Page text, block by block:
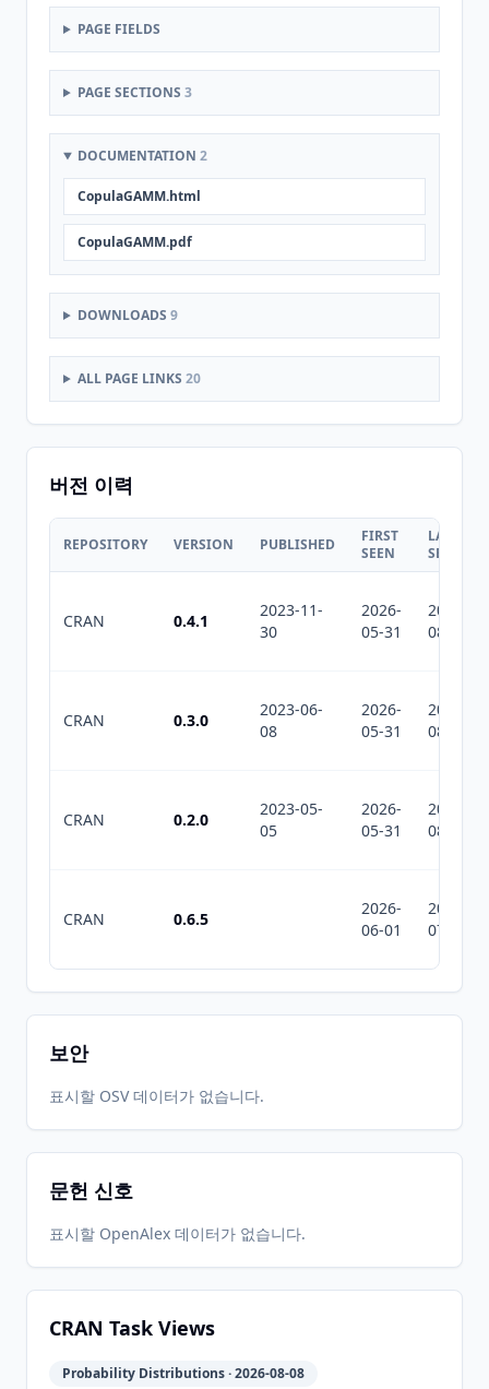
PAGE FIELDS
PAGE SECTIONS 3
DOCUMENTATION 2
CopulaGAMM.html
CopulaGAMM.pdf
DOWNLOADS 9
ALL PAGE LINKS 20
버전 이력
REPOSITORY VERSION PUBLISHED
FIRST
SEEN
LAST
SEEN
CRAN 0.4.1
2023-11-
30
2026-
05-31
2026-
08-08
CRAN 0.3.0
2023-06-
08
2026-
05-31
2026-
08-08
CRAN 0.2.0
2023-05-
05
2026-
05-31
2026-
08-08
CRAN 0.6.5
2026-
06-01
2026-
07-10
보안
표시할 OSV 데이터가 없습니다.
문헌 신호
표시할 OpenAlex 데이터가 없습니다.
CRAN Task Views
Probability Distributions · 2026-08-08